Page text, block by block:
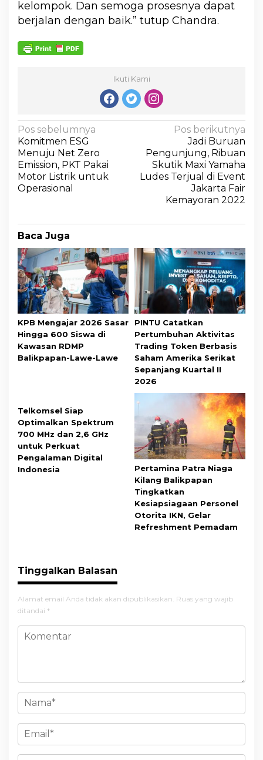
kelompok. Dan semoga prosesnya dapat
berjalan dengan baik.” tutup Chandra.
Ikuti Kami
Pos sebelumnya
Komitmen ESG
Menuju Net Zero
Emission, PKT Pakai
Motor Listrik untuk
Operasional
Pos berikutnya
Jadi Buruan
Pengunjung, Ribuan
Skutik Maxi Yamaha
Ludes Terjual di Event
Jakarta Fair
Kemayoran 2022
Baca Juga
KPB Mengajar 2026 Sasar
Hingga 600 Siswa di
Kawasan RDMP
Balikpapan-Lawe-Lawe
PINTU Catatkan
Pertumbuhan Aktivitas
Trading Token Berbasis
Saham Amerika Serikat
Sepanjang Kuartal II
2026
Telkomsel Siap
Optimalkan Spektrum
700 MHz dan 2,6 GHz
untuk Perkuat
Pengalaman Digital
Indonesia
Pertamina Patra Niaga
Kilang Balikpapan
Tingkatkan
Kesiapsiagaan Personel
Otorita IKN, Gelar
Refreshment Pemadam
Tinggalkan Balasan
Alamat email Anda tidak akan dipublikasikan. Ruas yang wajib
ditandai *